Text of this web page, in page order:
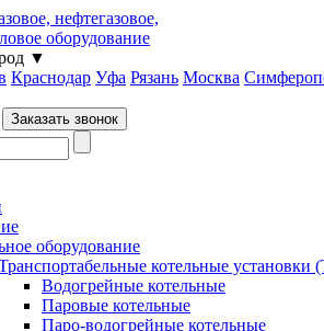
нефтегазовое,
оборудование
▼
Краснодар Уфа Рязань Москва
Заказать звонок
оборудование
котельные установки
Водогрейные котельные
Паровые котельные
Паро-водогрейные котельные